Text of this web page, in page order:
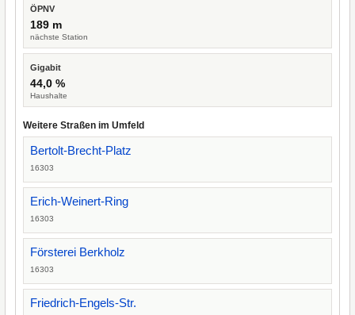
ÖPNV
189 m
nächste Station
Gigabit
44,0 %
Haushalte
Weitere Straßen im Umfeld
Bertolt-Brecht-Platz
16303
Erich-Weinert-Ring
16303
Försterei Berkholz
16303
Friedrich-Engels-Str.